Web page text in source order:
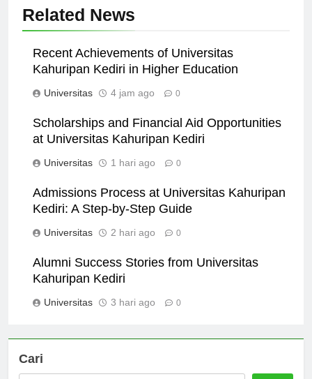
Related News
Recent Achievements of Universitas
Kahuripan Kediri in Higher Education
Universitas 4 jam ago 0
Scholarships and Financial Aid Opportunities
at Universitas Kahuripan Kediri
Universitas 1 hari ago 0
Admissions Process at Universitas Kahuripan
Kediri: A Step-by-Step Guide
Universitas 2 hari ago 0
Alumni Success Stories from Universitas
Kahuripan Kediri
Universitas 3 hari ago 0
Cari